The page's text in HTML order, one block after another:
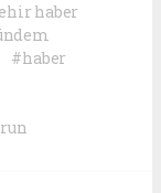
haber
#haber